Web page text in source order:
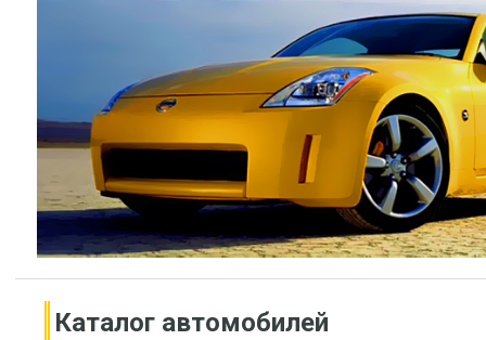
Каталог автомобилей